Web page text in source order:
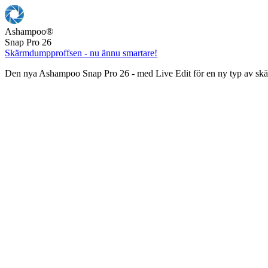
Ashampoo®
Snap Pro 26
Skärmdumpproffsen - nu ännu smartare!
Den nya Ashampoo Snap Pro 26 - med Live Edit för en ny typ av